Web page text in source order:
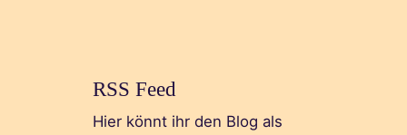
RSS Feed
Hier könnt ihr den Blog als